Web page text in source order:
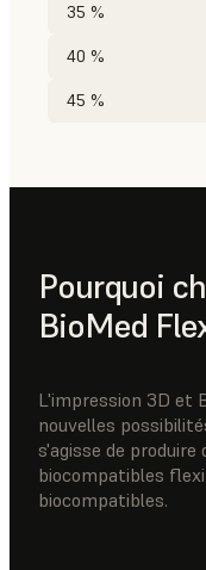
35 %
40 %
45 %
Pourquoi
BioMed
L'impression 3D et
nouvelles
s'agisse de
biocompatibles
biocompatibles.